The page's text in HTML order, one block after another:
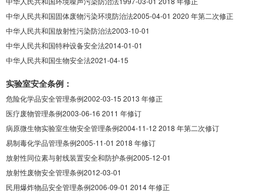
中华人民共和国固体废物污染环境防治法2005-04-01 2020 年第二次修正
中华人民共和国放射性污染防治法2003-10-01
中华人民共和国特种设备安全法2014-01-01
中华人民共和国生物安全法2021-04-15
实验室安全条例：
危险化学品安全管理条例2002-03-15 2013 年修正
医疗废物管理条例2003-06-16 2011 年修订
病原微生物实验室生物安全管理条例2004-11-12 2018 年第二次修订
易制毒化学品管理条例2005-11-01 2018 年修订
放射性同位素与射线装置安全和防护条例2005-12-01
放射性废物安全管理条例2012-03-01
民用爆炸物品安全管理条例2006-09-01 2014 年修正